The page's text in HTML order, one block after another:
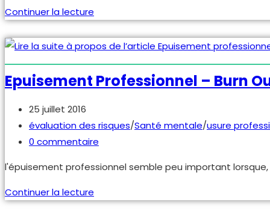
publication :
Continuer la lecture
de
vie
travail,
marchons
sur
la
?
Epuisement Professionnel – Burn
Publication
publiée :
25 juillet 2016
Post
category:
évaluation des risques/Santé mentale/usure
Commentaires
la
publication :
0 commentaire
l'épuisement professionnel semble peu important
Continuer la lecture
professionnel